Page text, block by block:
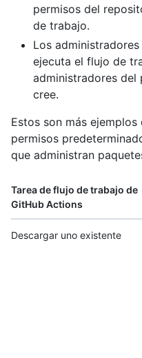
permisos del
de trabajo.
Los
ejecuta el flujo de
administradores del
cree.
Estos son más
permisos
que administran
Tarea de flujo de trabajo de
GitHub Actions
Descargar uno existente